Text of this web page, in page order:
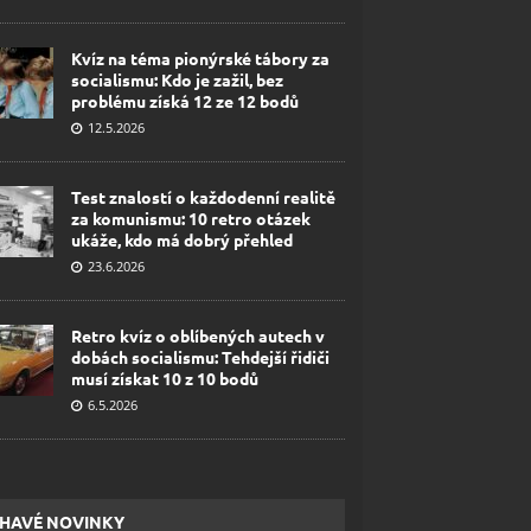
Kvíz na téma pionýrské tábory za
socialismu: Kdo je zažil, bez
problému získá 12 ze 12 bodů
12.5.2026
Test znalostí o každodenní realitě
za komunismu: 10 retro otázek
ukáže, kdo má dobrý přehled
23.6.2026
Retro kvíz o oblíbených autech v
dobách socialismu: Tehdejší řidiči
musí získat 10 z 10 bodů
6.5.2026
NOVINKY